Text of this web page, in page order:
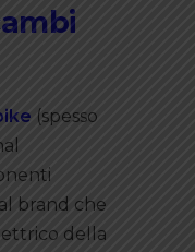
(spesso
brand che
della